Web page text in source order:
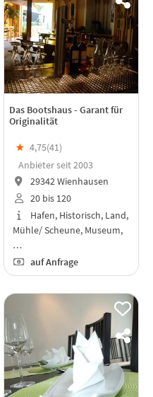
Das Bootshaus - Garant für
Originalität
★ 4,75(41)
Anbieter seit 2003
29342 Wienhausen
20 bis 120
Hafen, Historisch, Land,
Mühle/ Scheune, Museum,
…
auf Anfrage